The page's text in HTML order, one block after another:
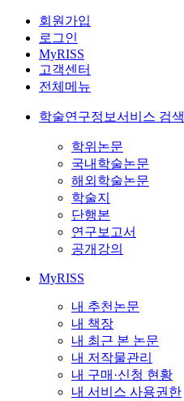
회원가입
로그인
MyRISS
고객센터
전체메뉴
학술연구정보서비스 검색
학위논문
국내학술논문
해외학술논문
학술지
단행본
연구보고서
공개강의
MyRISS
내 추천논문
내 책장
내 최근 본 논문
내 저작물관리
내 구매·신청 현황
내 서비스 사용권한